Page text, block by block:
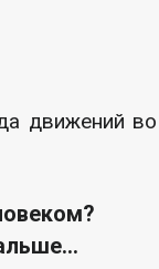
движений во